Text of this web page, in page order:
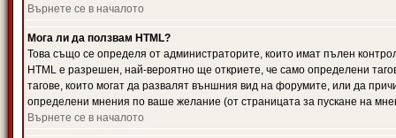
Върнете се в началото
Мога ли да ползвам HTML?
Това също се определя от администраторите, които имат пълен
HTML е разрешен, най-вероятно ще откриете, че само определени
тагове, които могат да развалят външния вид на форумите, или да
определени мнения по ваше желание (от страницата за пускане на
Върнете се в началото